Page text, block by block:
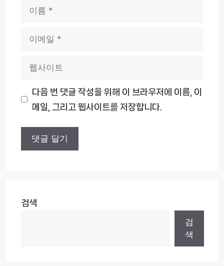
다음 번 댓글 작성을 위해 이 브라우저에 이름, 이
메일, 그리고 웹사이트를 저장합니다.
검색
검
색